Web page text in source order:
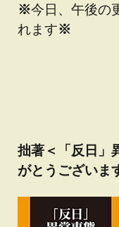
※今日、午後の
れます※
拙著＜「反日」
がとうございま